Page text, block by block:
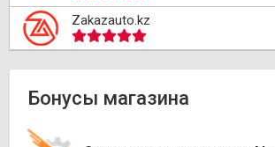
Zakazauto.kz
Бонусы магазина